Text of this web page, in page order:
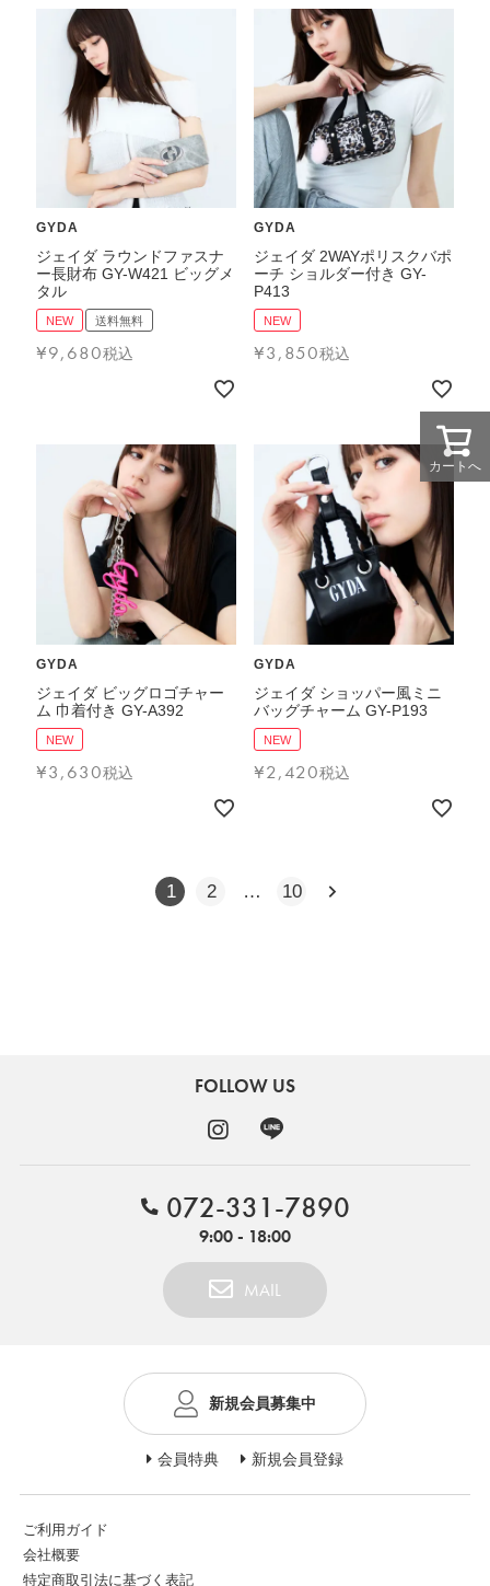
GYDA
ジェイダ ラウンドファスナ
ー長財布 GY-W421 ビッグメ
タル
NEW 送料無料
¥9,680税込
GYDA
ジェイダ 2WAYポリスクバポ
ーチ ショルダー付き GY-
P413
NEW
¥3,850税込
GYDA
ジェイダ ビッグロゴチャー
ム 巾着付き GY-A392
NEW
¥3,630税込
GYDA
ジェイダ ショッパー風ミニ
バッグチャーム GY-P193
NEW
¥2,420税込
1 2 … 10
カートへ
FOLLOW US
MAIL
072-331-7890
9:00 - 18:00
新規会員募集中
会員特典 新規会員登録
ご利用ガイド
会社概要
特定商取引法に基づく表記